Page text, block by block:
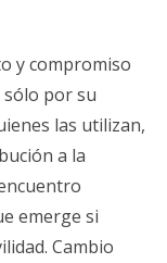
y compromiso
sólo por su
las utilizan,
a la
emerge si
Cambio